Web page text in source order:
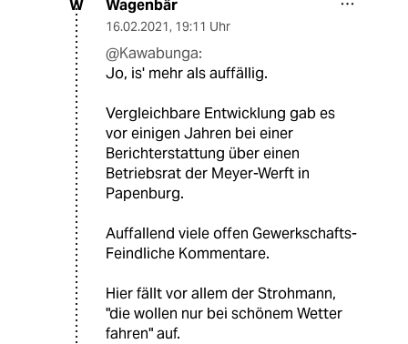
W Wagenbär
16.02.2021, 19:11 Uhr
@Kawabunga:
Jo, is' mehr als auffällig.
Vergleichbare Entwicklung gab es
vor einigen Jahren bei einer
Berichterstattung über einen
Betriebsrat der Meyer-Werft in
Papenburg.
Auffallend viele offen Gewerkschafts-
Feindliche Kommentare.
Hier fällt vor allem der Strohmann,
"die wollen nur bei schönem Wetter
fahren" auf.